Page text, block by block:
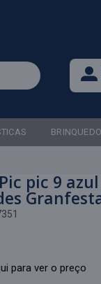
pic 9
para ver o preço